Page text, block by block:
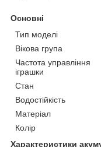
Основні
Тип моделі
Вікова група
Частота управління
іграшки
Стан
Водостійкість
Матеріал
Колір
Характеристики